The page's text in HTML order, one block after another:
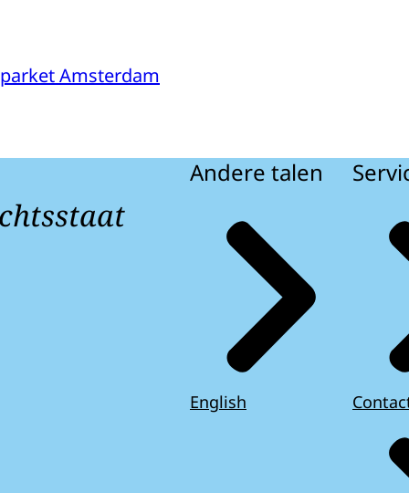
Amsterdam
Andere talen
English